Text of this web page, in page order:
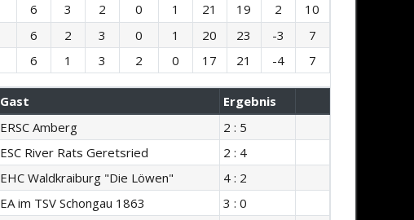
6 3 2 0 1 21 19 2
10
6 2 3 0 1 20 23 -3
7
6 1 3 2 0 17 21 -4 7
Gast
Ergebnis
ERSC Amberg
2 : 5
ESC River Rats Geretsried
2 : 4
EHC Waldkraiburg "Die Löwen"
4 : 2
EA im TSV Schongau 1863
3 : 0